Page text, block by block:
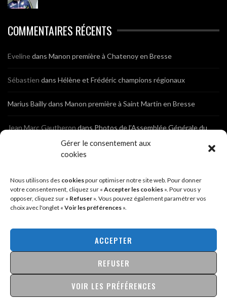
Gérer le consentement aux
cookies
Nous utilisons des cookiespour optimiser notre site web. Pour donner
votre consentement, cliquez sur « Accepter les cookies ». Pour vous y
opposer, cliquez sur « Refuser ». Vous pouvez également paramétrer vos
choix avec l'onglet « Voir les préférences ».
ACCEPTER
REFUSER
VOIR LES PRÉFÉRENCES
COMMENTAIRES RÉCENTS
Evelinedans Manon première à Chatenoy en Bresse
Sébastien dans Hélène et Frédéric champions régionaux
Marius Baillydans Manon première à Saint Martin en Bresse
Jean Marc Gautheron dans Photos de l’Assemblée Générale du
Sébastien dans Cyclocross de Brochon (21)
BreniauxdansCyclocross de Brochon (21)
Anonyme
@2026 - SITE CRÉÉ PAR
SÉBASTIEN LANDRÉ
MENTIONS LÉGALES & POLITIQUE DE CONFIDENTIALITÉ